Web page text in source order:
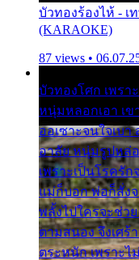
บัวทองร้องไห้ - เ
(KARAOKE)
87 views •
บัวทองโศก เพร
หนุ่มหลอกเอา เข
ออเซาะจนใจเบา
อาลัย หนุ่มรูปหล่
เพราะเป็นโรครัก
แม่ก็บอก พ่อก็สั่ง
พลั้งไปใครจะช่ว
ตามสนอง จึงเศร้
ตระหนัก เพราะ